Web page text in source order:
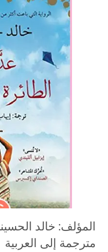
المؤلف: خالد
مترجمة إلى العربية